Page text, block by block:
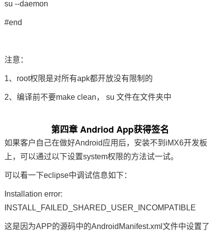
su --daemon
#end
注意：
1、root权限是对所有apk都开放没有限制的
2、编译前不要make clean， su 文件在文件夹中
第四章 Andriod App获得签名
如果客户自己在做好Android应用后，安装不到 iMX6开发板
上，可以通过以下设置system权限的方法试一试。
可以看一下eclipse中调试信息如下：
Installation error:
INSTALL_FAILED_SHARED_USER_INCOMPATIBLE
这是因为APP的源码中的AndroidManifest.xml文件中设置了